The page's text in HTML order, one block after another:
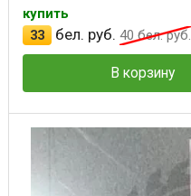
купить
33
бел. руб. 40бел. руб.
В корзину